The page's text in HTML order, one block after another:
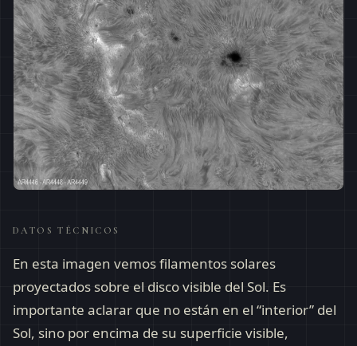
DATOS TÉCNICOS
En esta imagen vemos filamentos solares
proyectados sobre el disco visible del Sol. Es
importante aclarar que no están en el “interior” del
Sol, sino por encima de su superficie visible,